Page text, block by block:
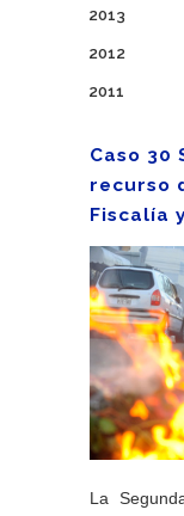
2013
2012
2011
Caso 30
recurso
Fiscalía
La